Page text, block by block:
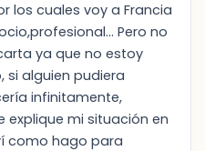
los cuales voy a Francia
Pero no
ya que no estoy
alguien pudiera
infinitamente,
mi situación en
como hago para